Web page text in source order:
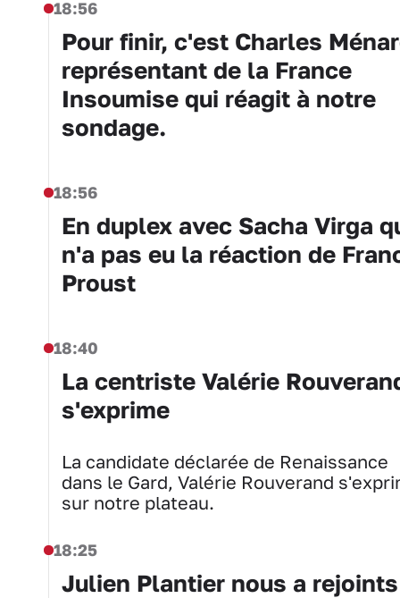
18:56
Pour finir, c'est Charles
représentant de la France
Insoumise qui réagit à notre
sondage.
18:56
En duplex avec Sacha Virga
n'a pas eu la réaction de
Proust
18:40
La centriste Valérie
s'exprime
La candidate déclarée de Renaissance
dans le Gard, Valérie Rouverand
sur notre plateau.
18:25
Julien Plantier nous a rejoints